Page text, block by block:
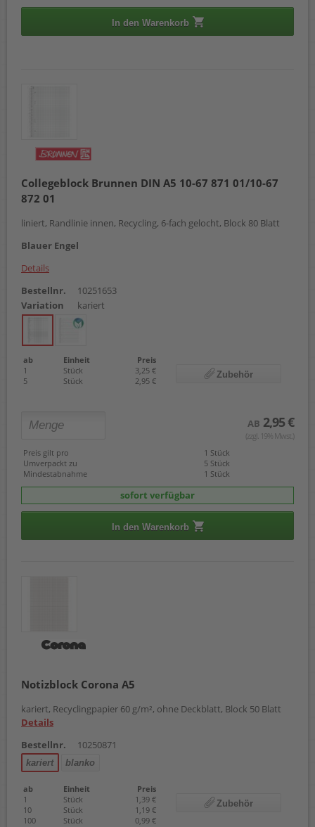
In den Warenkorb
Collegeblock Brunnen DIN A5 10-67 871 01/10-67
872 01
liniert, Randlinie innen, Recycling, 6-fach gelocht, Block 80 Blatt
Blauer Engel
Details
Bestellnr.
10251653
Variation
kariert
ab Einheit
Preis
1
Stück
3,25 €
5
Stück 2,95 €
Zubehör
AB 2,95 €
(zzgl. 19% Mwst.)
Preis gilt pro
1 Stück
Umverpackt zu
5 Stück
Mindestabnahme
1 Stück
sofort verfügbar
In den Warenkorb
Notizblock Corona A5
kariert, Recyclingpapier 60 g/m², ohne Deckblatt, Block 50 Blatt
Details
Bestellnr.
10250871
kariert blanko
ab Einheit
Preis
1
Stück
1,39 €
10
Stück
1,19 €
100
Stück 0,99 €
Zubehör